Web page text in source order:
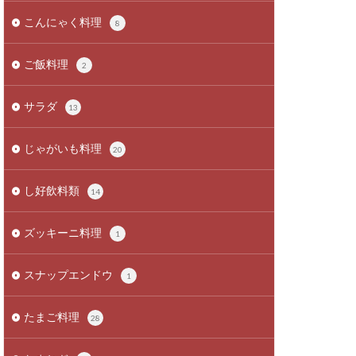
こんにゃく料理 8
ご飯料理 2
サラダ 13
じゃがいも料理 20
し好飲料類 14
ズッキーニ料理 1
スナップエンドウ 1
たまご料理 28